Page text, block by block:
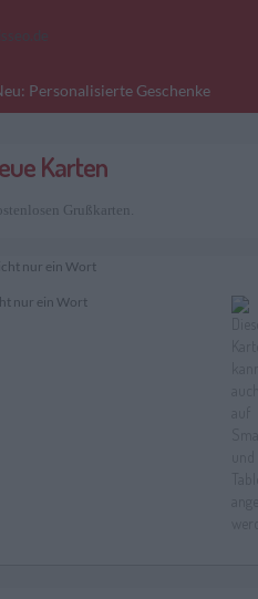
Personalisierte Geschenke
Danke
Karten
Grußkarten.
nur ein Wort